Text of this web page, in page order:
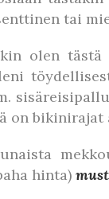
tai
olen tästä
on bikinirajat
hinta)